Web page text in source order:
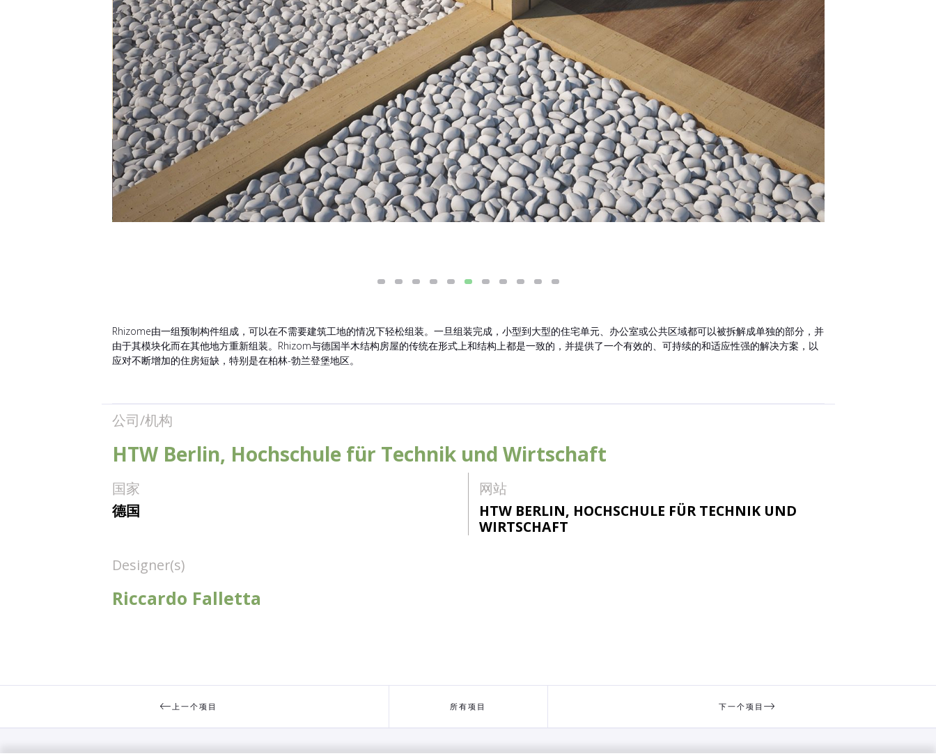
Rhizome由一组预制构件组成，可以在不需要建筑工地的情况下轻松组装。一旦组装完成，小型到大型的住宅单元、办公室或公共区域都可以被拆解成单独的部分，并
由于其模块化而在其他地方重新组装。Rhizom与德国半木结构房屋的传统在形式上和结构上都是一致的，并提供了一个有效的、可持续的和适应性强的解决方案，以
应对不断增加的住房短缺，特别是在柏林-勃兰登堡地区。
公司/机构
HTW Berlin, Hochschule für Technik und Wirtschaft
国家
德国
网站
HTW BERLIN, HOCHSCHULE FÜR TECHNIK UND
WIRTSCHAFT
Designer(s)
Riccardo Falletta
上一个项目 所有项目 下一个项目